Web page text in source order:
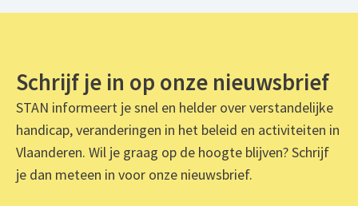
Schrijf je in op onze nieuwsbrief
STAN informeert je snel en helder over verstandelijke
handicap, veranderingen in het beleid en activiteiten in
Vlaanderen. Wil je graag op de hoogte blijven? Schrijf
je dan meteen in voor onze nieuwsbrief.